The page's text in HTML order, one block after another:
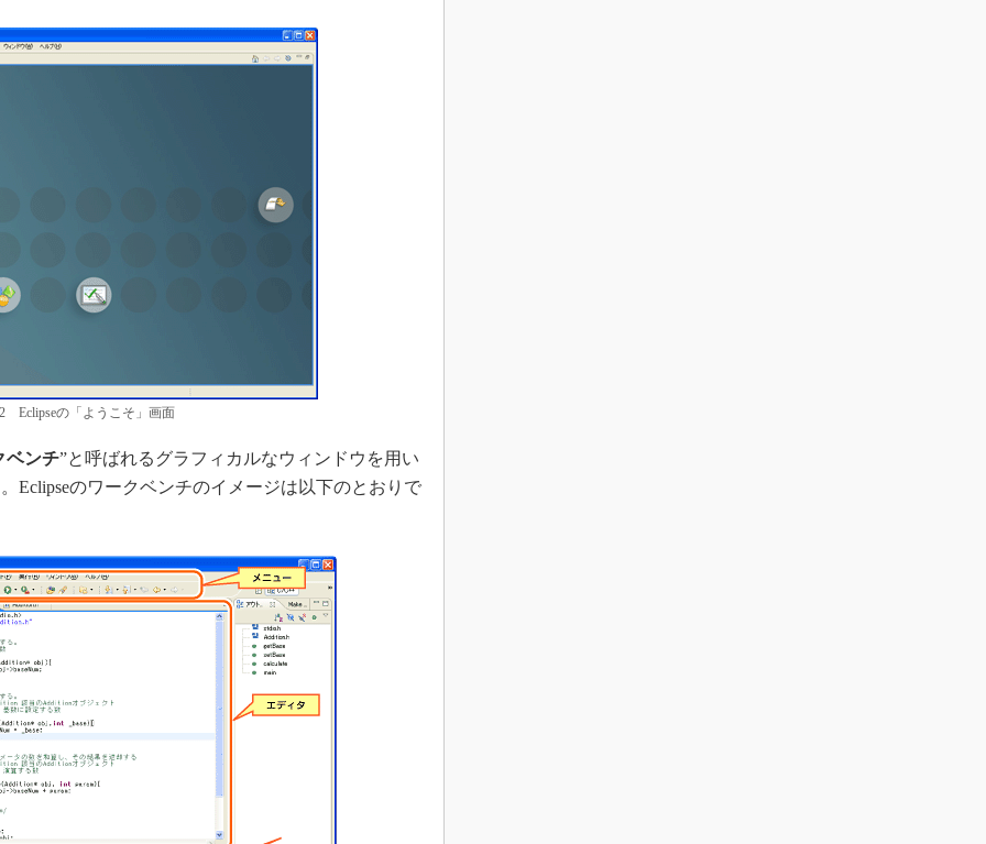
Eclipseの「ようこそ」画面
ベンチ”と呼ばれるグラフィカルなウィンドウを用い
Eclipseのワークベンチのイメージは以下のとおりで